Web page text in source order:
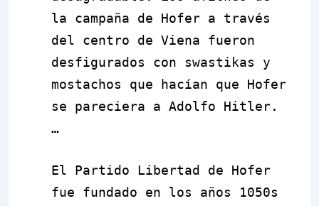
la campaña de Hofer a través
del centro de Viena fueron
desfigurados con swastikas y
mostachos que hacían que Hofer
se pareciera a Adolfo Hitler.
…
El Partido Libertad de Hofer
fue fundado en los años 1050s